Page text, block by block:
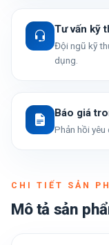
Tư vấn kỹ
Đội ngũ kỹ
dụng.
Báo giá
Phản hồi
CHI TIẾT SẢN
Mô tả sản